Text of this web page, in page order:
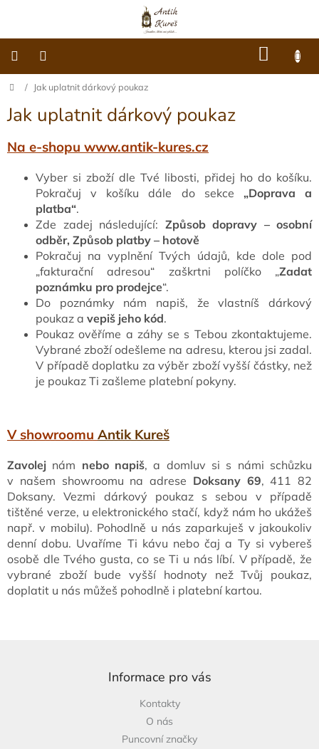
KOŠÍK
Hodiny
Ostatní
Archiv
služby
Domů
/ Jak uplatnit dárkový poukaz
Jak uplatnit dárkový poukaz
Na e-shopu www.antik-kures.cz
Vyber si zboží dle Tvé libosti, přidej ho do košíku.
Pokračuj v košíku dále do sekce „Doprava a
platba“.
Zde zadej následující: Způsob dopravy – osobní
odběr, Způsob platby – hotově
Pokračuj na vyplnění Tvých údajů, kde dole pod
„fakturační adresou“ zaškrtni políčko „Zadat
poznámku pro prodejce“.
Do poznámky nám napiš, že vlastníš dárkový
poukaz a vepiš jeho kód.
Poukaz ověříme a záhy se s Tebou zkontaktujeme.
Vybrané zboží odešleme na adresu, kterou jsi zadal.
V případě doplatku za výběr zboží vyšší částky, než
je poukaz Ti zašleme platební pokyny.
V showroomu Antik Kureš
Zavolej nám nebo napiš, a domluv si s námi schůzku
v našem showroomu na adrese Doksany 69, 411 82
Doksany. Vezmi dárkový poukaz s sebou v případě
tištěné verze, u elektronického stačí, když nám ho ukážeš
např. v mobilu). Pohodlně u nás zaparkuješ v jakoukoliv
denní dobu. Uvaříme Ti kávu nebo čaj a Ty si vybereš
osobě dle Tvého gusta, co se Ti u nás líbí. V případě, že
vybrané zboží bude vyšší hodnoty než Tvůj poukaz,
doplatit u nás můžeš pohodlně i platební kartou.
Informace pro vás
Kontakty
O nás
Puncovní značky